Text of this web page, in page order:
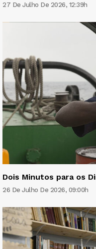
27 De Julho De 2026, 12:39h
Dois Minutos para os
26 De Julho De 2026, 09:00h